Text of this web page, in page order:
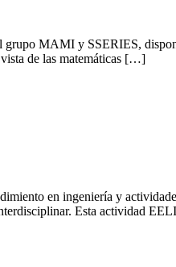
MAMI y SSERIES,
vista de las matemáticas […]
en ingeniería y
Esta actividad